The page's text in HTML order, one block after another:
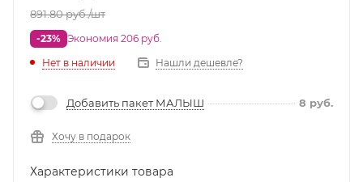
891.80руб./шт
-23% Экономия 206 руб.
Нет в наличии
Нашли дешевле?
Добавить пакет МАЛЫШ 8 руб.
Хочу в подарок
Характеристики товара